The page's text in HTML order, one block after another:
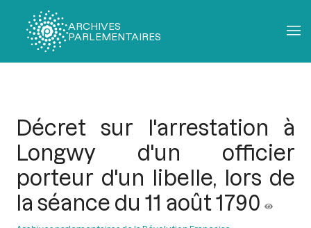
ARCHIVES
PARLEMENTAIRES
Décret sur l'arrestation à
Longwy d'un officier
porteur d'un libelle, lors de
la séance du 11 août 1790